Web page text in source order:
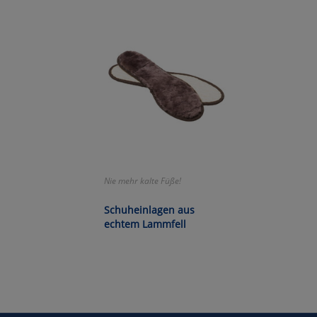
Nie mehr kalte Füße!
Schuheinlagen aus
echtem Lammfell